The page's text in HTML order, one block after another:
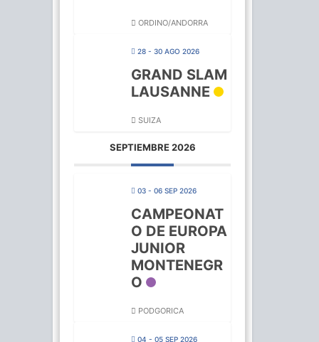
ORDINO/ANDORRA
28 - 30 AGO 2026
GRAND SLAM
LAUSANNE
SUIZA
SEPTIEMBRE 2026
03 - 06 SEP 2026
CAMPEONAT
O DE EUROPA
JUNIOR
MONTENEGR
O
PODGORICA
04 - 05 SEP 2026